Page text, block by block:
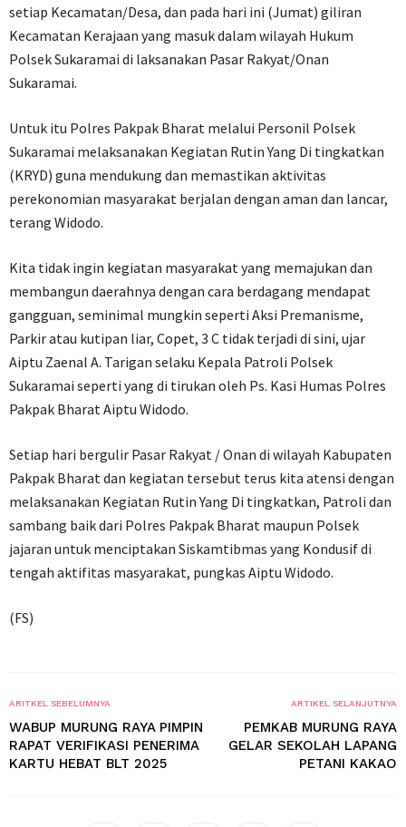
setiap Kecamatan/Desa, dan pada hari ini (Jumat) giliran
Kecamatan Kerajaan yang masuk dalam wilayah Hukum
Polsek Sukaramai di laksanakan Pasar Rakyat/Onan
Sukaramai.
Untuk itu Polres Pakpak Bharat melalui Personil Polsek
Sukaramai melaksanakan Kegiatan Rutin Yang Di tingkatkan
(KRYD) guna mendukung dan memastikan aktivitas
perekonomian masyarakat berjalan dengan aman dan lancar,
terang Widodo.
Kita tidak ingin kegiatan masyarakat yang memajukan dan
membangun daerahnya dengan cara berdagang mendapat
gangguan, seminimal mungkin seperti Aksi Premanisme,
Parkir atau kutipan liar, Copet, 3 C tidak terjadi di sini, ujar
Aiptu Zaenal A. Tarigan selaku Kepala Patroli Polsek
Sukaramai seperti yang di tirukan oleh Ps. Kasi Humas Polres
Pakpak Bharat Aiptu Widodo.
Setiap hari bergulir Pasar Rakyat / Onan di wilayah Kabupaten
Pakpak Bharat dan kegiatan tersebut terus kita atensi dengan
melaksanakan Kegiatan Rutin Yang Di tingkatkan, Patroli dan
sambang baik dari Polres Pakpak Bharat maupun Polsek
jajaran untuk menciptakan Siskamtibmas yang Kondusif di
tengah aktifitas masyarakat, pungkas Aiptu Widodo.
(FS)
ARITKEL SEBELUMNYA
WABUP MURUNG RAYA PIMPIN
RAPAT VERIFIKASI PENERIMA
KARTU HEBAT BLT 2025
ARTIKEL SELANJUTNYA
PEMKAB MURUNG RAYA
GELAR SEKOLAH LAPANG
PETANI KAKAO